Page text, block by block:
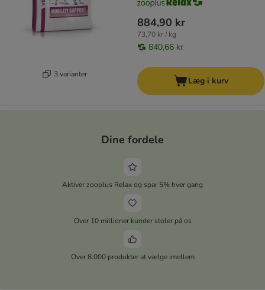
3 varianter
884,90 kr
73,70 kr / kg
840,66 kr
Læg i kurv
Dine fordele
Aktiver zooplus Relax og spar 5% hver gang
Over 10 millioner kunder stoler på os
Over 8.000 produkter at vælge imellem